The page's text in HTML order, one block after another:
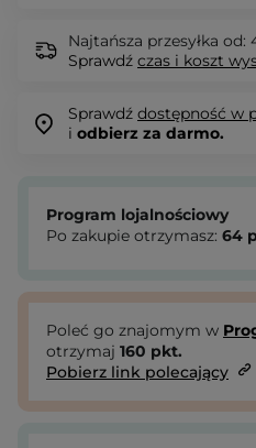
Najtańsza przesyłka od:
Sprawdź czas i koszt
Sprawdź dostępność w
i odbierz za darmo.
Program lojalnościowy
Po zakupie otrzymasz: 64
Poleć go znajomym w
otrzymaj 160 pkt.
Pobierz link polecający